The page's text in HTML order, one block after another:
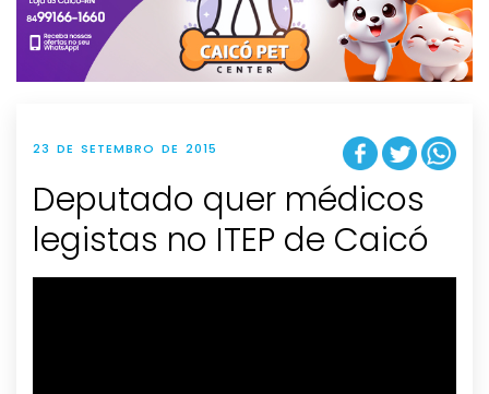
t
i
o
n
23 DE SETEMBRO DE 2015
Deputado quer médicos
legistas no ITEP de Caicó